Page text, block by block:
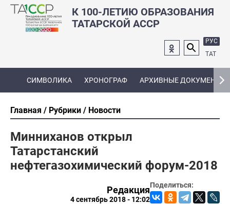
К 100-ЛЕТИЮ ОБРАЗОВАНИЯ
ТАТАРСКОЙ АССР
РУС
ТАТ
СИМВОЛИКА ХРОНОГРАФ АРХИВНЫЕ ДОКУМЕНТЫ
Главная Рубрики Новости
Минниханов открыл
Татарстанский
нефтегазохимический форум-2018
Поделиться:
Редакция
4 сентябрь 2018 - 12:02